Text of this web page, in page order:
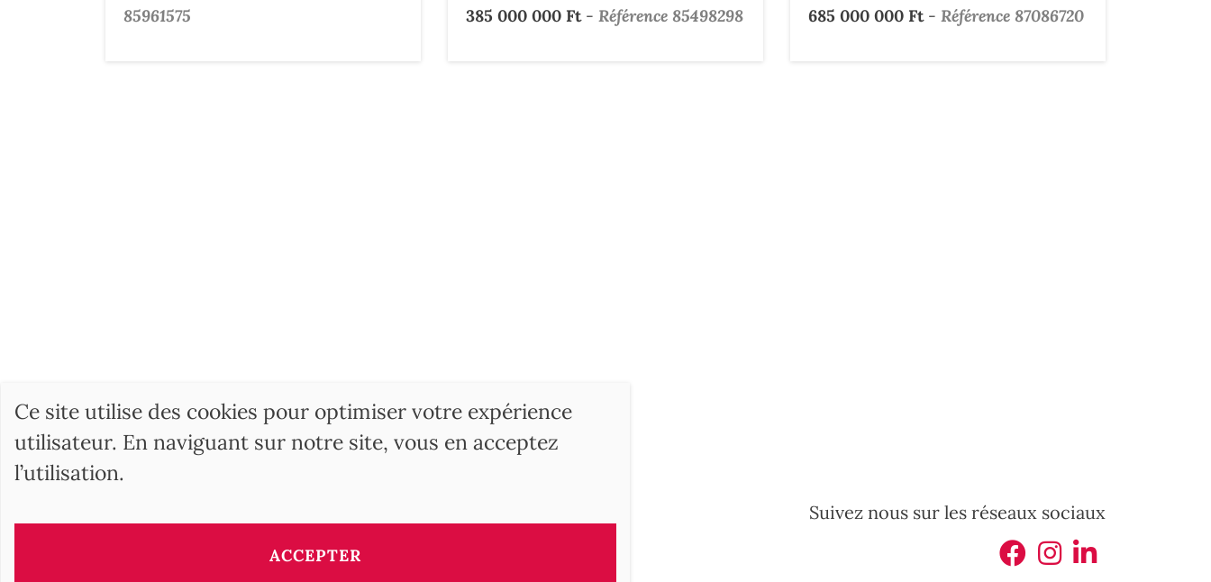
85961575
385 000 000 Ft- Référence 85498298 685 000 000 Ft- Référence 87086720
1061 Budapest HU
Suivez nous sur les réseaux sociaux
Ce site utilise des cookies pour optimiser votre expérience
utilisateur. En naviguant sur notre site, vous en acceptez
l’utilisation.
ACCEPTER